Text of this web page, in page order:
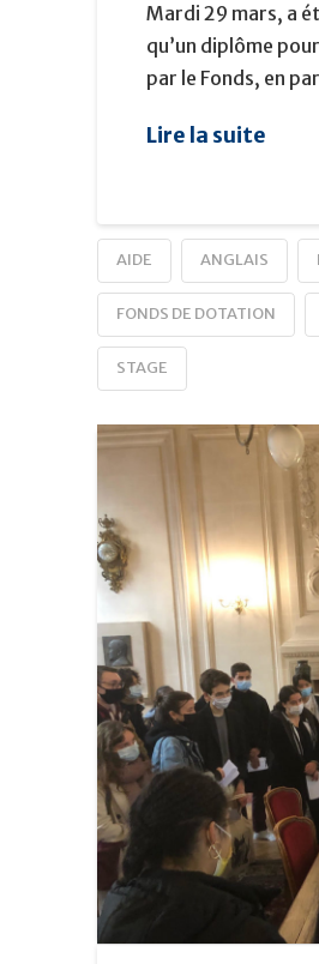
Mardi 29 mars, a
qu’un diplôme
par le Fonds, en
Lire la suite
AIDE ANGLAIS
FONDS DE DOTATION
STAGE